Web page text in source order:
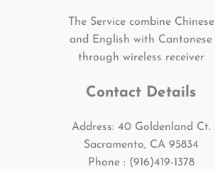
The Service combine Chinese
and English with Cantonese
through wireless receiver
Contact Details
Address: 40 Goldenland Ct.
Sacramento, CA 95834
Phone : (916)419-1378